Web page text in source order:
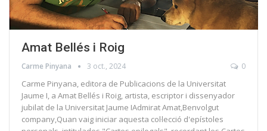
Amat Bellés i Roig
Carme Pinyana 3 oct., 2024 0
Carme Pinyana, editora de Publicacions de la Universitat
Jaume I, a Amat Bellés i Roig, artista, escriptor i dissenyador
jubilat de la Universitat Jaume IAdmirat Amat,Benvolgut
company,Quan vaig iniciar aquesta col·lecció d'epístoles